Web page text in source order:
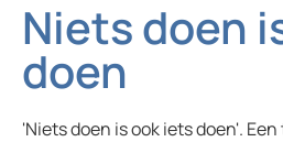
Niets doen
doen
'Niets doen is ook iets doen'.